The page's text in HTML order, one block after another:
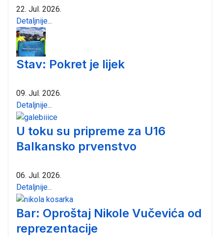
22. Jul. 2026.
Detaljnije...
Stav: Pokret je lijek
09. Jul. 2026.
Detaljnije...
U toku su pripreme za U16
Balkansko prvenstvo
06. Jul. 2026.
Detaljnije...
Bar: Oproštaj Nikole Vučevića od
reprezentacije